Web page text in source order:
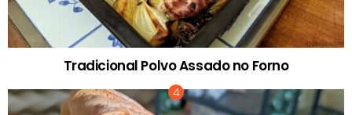
Tradicional Polvo Assado no Forno